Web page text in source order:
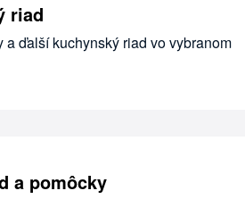
riad
ďalší kuchynský riad vo vybranom
a pomôcky